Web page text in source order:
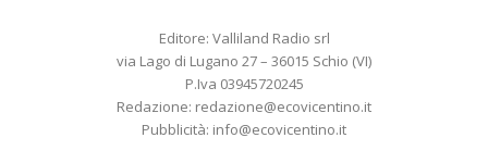
Editore: Valliland Radio srl
via Lago di Lugano 27 – 36015 Schio (VI)
P.Iva 03945720245
Redazione: redazione@ecovicentino.it
Pubblicità: info@ecovicentino.it